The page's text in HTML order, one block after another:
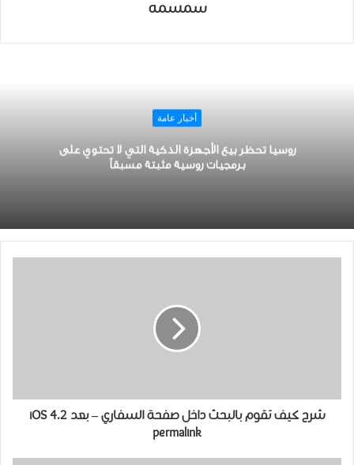
سمسمه
أخبار عامة
ﺭﻭﺳﻴﺎ ﺗﺤﻈﺮ ﺑﻴﻊ ﺍﻷﺟﻬﺰﺓ ﺍﻟﺬﻛﻴﺔ التي لا تحتوي على
ﺑﺮﻣﺠﻴﺎﺕ ﺭﻭﺳﻴﺔ ﻣﺜﺒﺘﺔ ﻣﺴﺒﻘﺎً
شرح كيف تقوم بالبحث داخل صفحة السفاري – بعد iOS 4.2
permalink